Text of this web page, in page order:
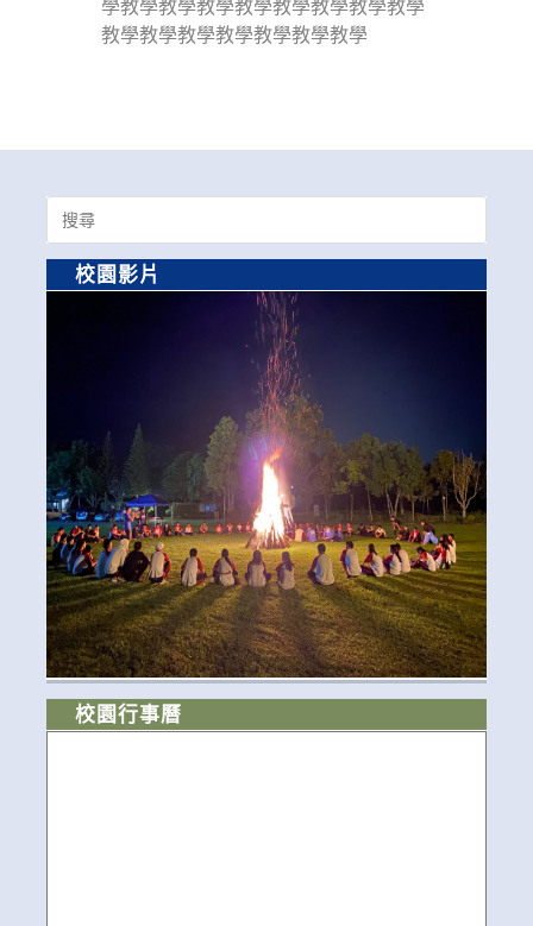
學教學教學教學教學教學教學教學教學
教學教學教學教學教學教學教學
Search
for:
校園影片
校園行事曆